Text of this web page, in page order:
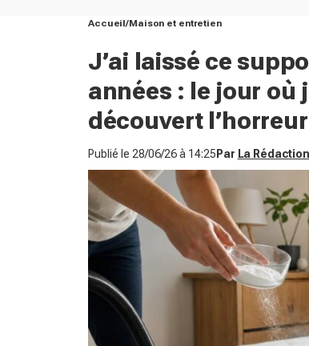
Accueil Maison et entretien
J’ai laissé ce
années : le jour où
découvert
Publié le 28/06/26 à 14:25 Par La Rédaction